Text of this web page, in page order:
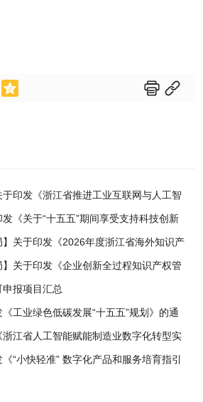
  
于印发《浙江省推进工业互联网与人工智
通知
发《关于“十五五”期间享受支持科技创新
机构名单核定的实施办法》的通知
】关于印发《2026年度浙江省海外知识产
险实施方案》的通知
】关于印发《企业创新全过程知识产权管
申报项目汇总
《工业绿色低碳发展“十五五”规划》的通
浙江省人工智能赋能制造业数字化转型实
》印发
“小快轻准” 数字化产品和服务培育指引